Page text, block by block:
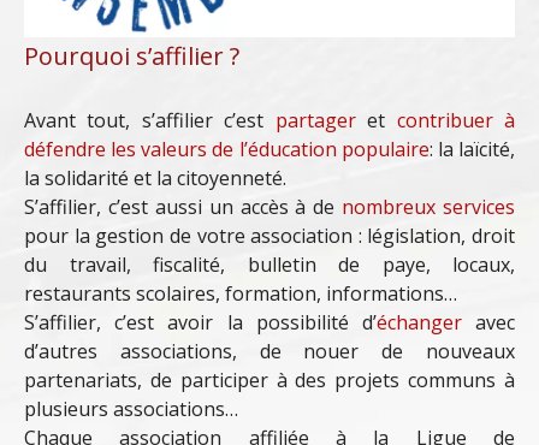
Pourquoi s’affilier ?
Avant tout, s’affilier c’est partageret contribuer à
défendre les valeurs de l’éducation populaire: la laïcité,
la solidarité et la citoyenneté.
S’affilier, c’est aussi un accès à de nombreux services
pour la gestion de votre association : législation, droit
du travail, fiscalité, bulletin de paye, locaux,
restaurants scolaires, formation, informations…
S’affilier, c’est avoir la possibilité d’échangeravec
d’autres associations, de nouer de nouveaux
partenariats, de participer à des projets communs à
plusieurs associations…
Chaque association affiliée à la Ligue de